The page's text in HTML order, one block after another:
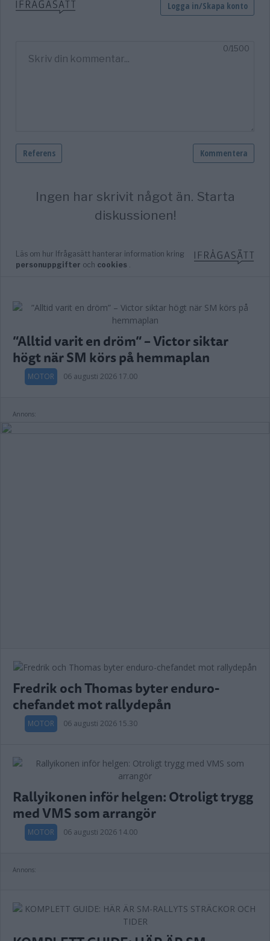
”Alltid varit en dröm” – Victor siktar
högt när SM körs på hemmaplan
MOTOR 06 augusti 2026 17.00
Annons:
Fredrik och Thomas byter enduro-
chefandet mot rallydepån
MOTOR 06 augusti 2026 15.30
Rallyikonen inför helgen: Otroligt trygg
med VMS som arrangör
MOTOR 06 augusti 2026 14.00
Annons: